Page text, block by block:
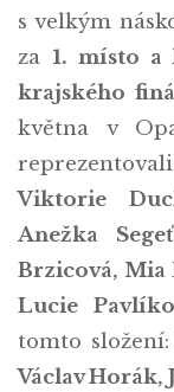
s velkým
za 1. místo a
krajského
května v
Viktorie
Anežka
Brzicová, Mia
Lucie
tomto
Václav Horák,